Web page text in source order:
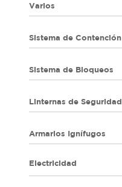
Varios
Sistema de Contención
Sistema de Bloqueos
Linternas de Seguridad
Armarios Ignífugos
Electricidad